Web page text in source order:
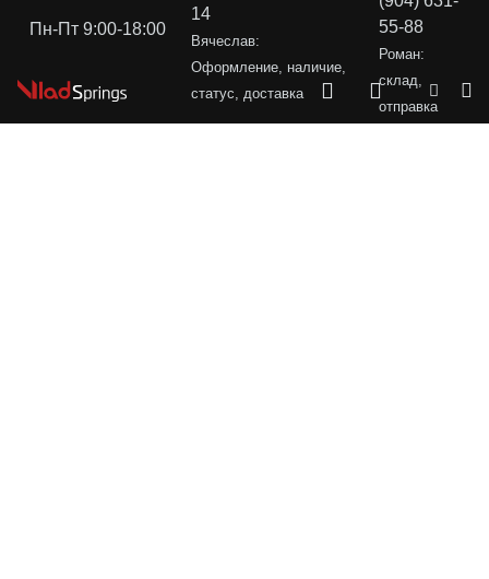
Пн-Пт 9:00-18:00
14
Вячеслав:
Оформление, наличие,
статус, доставка
55-88
Роман:
склад,
отправка